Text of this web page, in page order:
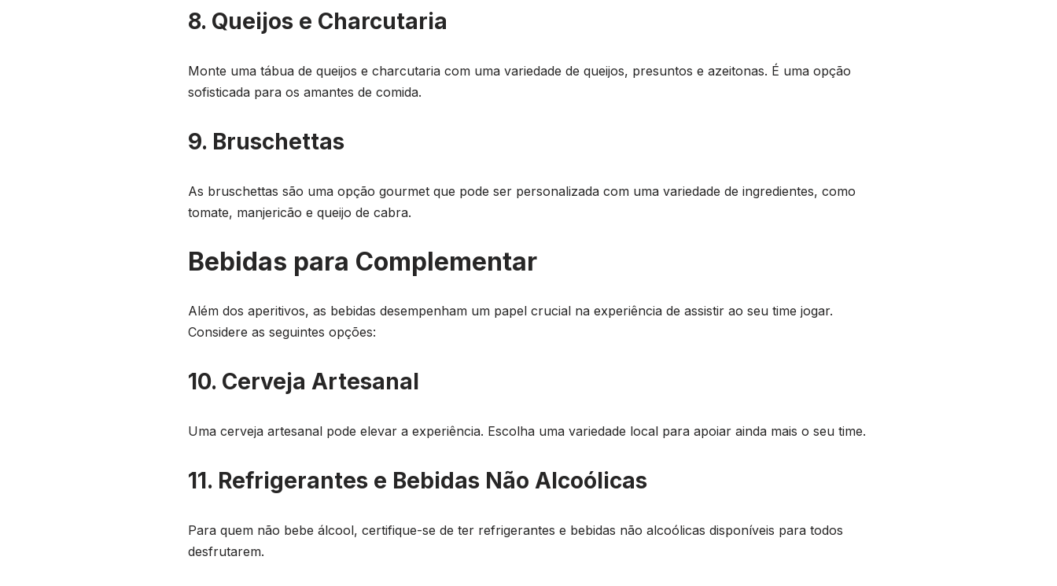
8. Queijos e Charcutaria
Monte uma tábua de queijos e charcutaria com uma variedade de queijos, presuntos e azeitonas. É uma opção
sofisticada para os amantes de comida.
9. Bruschettas
As bruschettas são uma opção gourmet que pode ser personalizada com uma variedade de ingredientes, como
tomate, manjericão e queijo de cabra.
Bebidas para Complementar
Além dos aperitivos, as bebidas desempenham um papel crucial na experiência de assistir ao seu time jogar.
Considere as seguintes opções:
10. Cerveja Artesanal
Uma cerveja artesanal pode elevar a experiência. Escolha uma variedade local para apoiar ainda mais o seu time.
11. Refrigerantes e Bebidas Não Alcoólicas
Para quem não bebe álcool, certifique-se de ter refrigerantes e bebidas não alcoólicas disponíveis para todos
desfrutarem.